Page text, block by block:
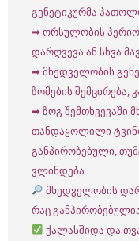
გენეტიკურმა
➡ ორსულობის
დარღვევა ან სხვა
➡ მხედველობის
ზომების შემცირება,
➡ ზოგ შემთხვევაში
თანდაყოლილი
განპირობებული,
ვლინდება
მხედველობის
რაც
ქალასშიდა და